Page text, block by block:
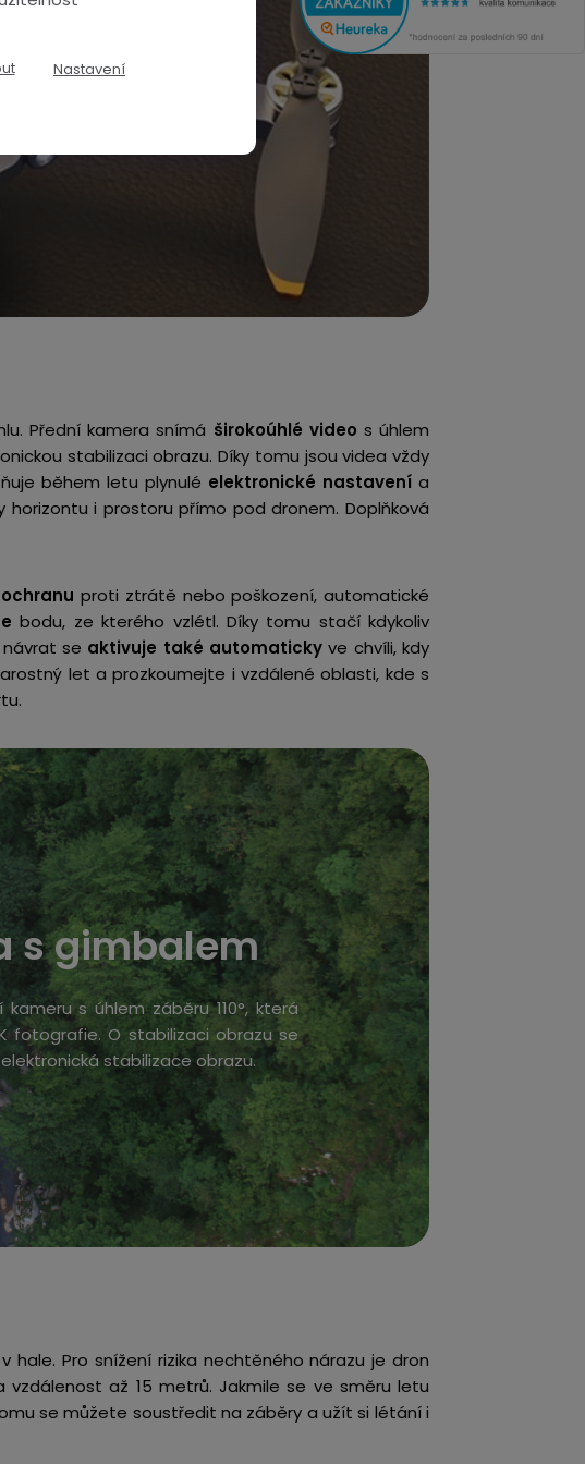
Nastavení
Přední kamera snímá širokoúhlé video s úhlem
stabilizaci obrazu. Díky tomu jsou videa vždy
během letu plynulé elektronické nastavení a
i prostoru přímo pod dronem. Doplňková
ochranu proti ztrátě nebo poškození, automatické
bodu, ze kterého vzlétl. Díky tomu stačí kdykoliv
se aktivuje také automaticky ve chvíli, kdy
let a prozkoumejte i vzdálené oblasti, kde s
s gimbalem
s úhlem záběru 110°, která
fotografie. O stabilizaci obrazu se
stabilizace obrazu.
hale. Pro snížení rizika nechtěného nárazu je dron
vzdálenost až 15 metrů. Jakmile se ve směru letu
se můžete soustředit na záběry a užít si létání i